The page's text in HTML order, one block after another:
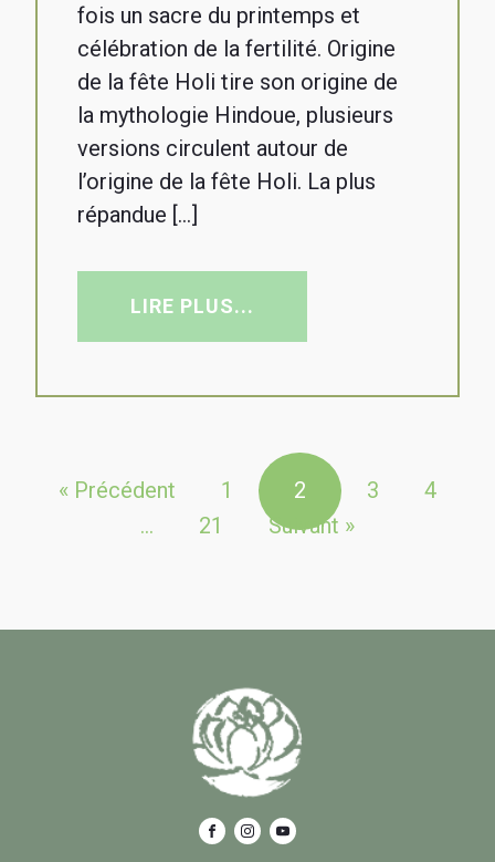
fois un sacre du printemps et
célébration de la fertilité. Origine
de la fête Holi tire son origine de
la mythologie Hindoue, plusieurs
versions circulent autour de
l’origine de la fête Holi. La plus
répandue […]
LIRE PLUS...
« Précédent 1 2 3
4
…
21 Suivant »